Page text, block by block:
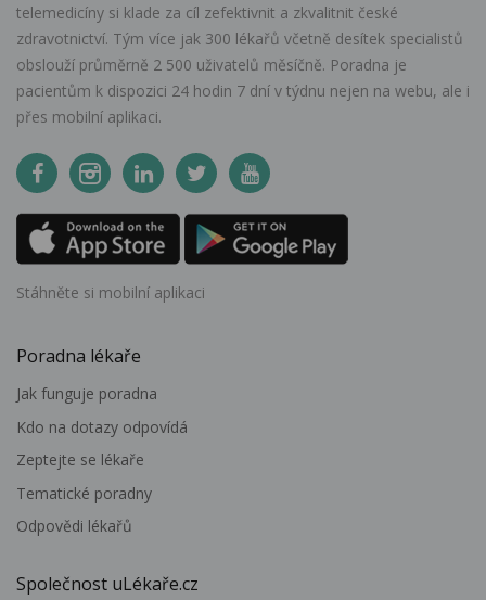
telemedicíny si klade za cíl zefektivnit a zkvalitnit české
zdravotnictví. Tým více jak 300 lékařů včetně desítek specialistů
obslouží průměrně 2 500 uživatelů měsíčně. Poradna je
pacientům k dispozici 24 hodin 7 dní v týdnu nejen na webu, ale i
přes mobilní aplikaci.
Stáhněte si mobilní aplikaci
Poradna lékaře
Jak funguje poradna
Kdo na dotazy odpovídá
Zeptejte se lékaře
Tematické poradny
Odpovědi lékařů
Společnost uLékaře.cz